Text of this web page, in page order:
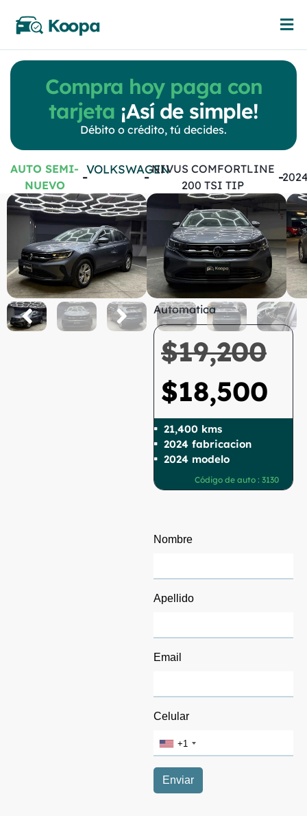
Compra hoy paga con
tarjeta ¡Así de simple!
Débito o crédito, tú decides.
AUTO SEMI-
NUEVO
-VOLKSWAGEN
-NIVUS COMFORTLINE
200 TSI TIP
-
Volkswagen
Nivus
Comfortline 200
TSI TIP
Automatica
$19,200
$18,500
21,400 kms
2024 fabricacion
2024 modelo
Código de auto : 3130